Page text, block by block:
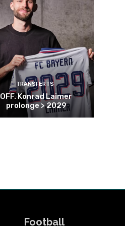
TRANSFERTS
OFF. Konrad Laimer
prolonge > 2029
Football